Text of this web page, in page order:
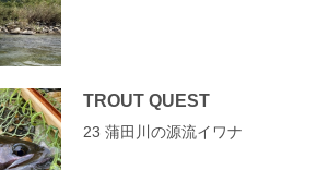
TROUT QUEST
23 蒲田川の源流イワナ